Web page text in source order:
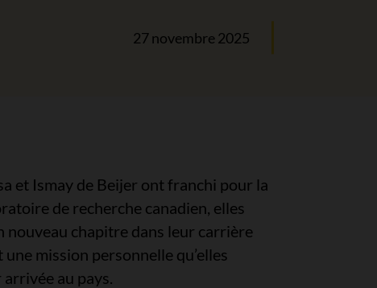
27 novembre 2025
et Ismay de Beijer ont franchi pour la
de recherche canadien, elles
nouveau chapitre dans leur carrière
mission personnelle qu’elles
au pays.